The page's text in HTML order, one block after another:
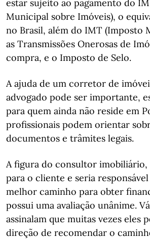
estar sujeito ao pagamento do
Municipal sobre Imóveis), o
no Brasil, além do IMT (Imposto
as Transmissões Onerosas de
compra, e o Imposto de Selo.
A ajuda de um corretor de
advogado pode ser importante,
para quem ainda não reside em
profissionais podem orientar
documentos e trâmites legais.
A figura do consultor imobiliário,
para o cliente e seria
melhor caminho para obter
possui uma avaliação unânime.
assinalam que muitas vezes eles
direção de recomendar o